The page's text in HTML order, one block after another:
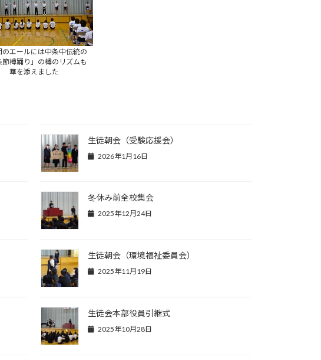
のエールには中条中伝統の
節樽踊り」の樽のリズムも
華を添えました
生徒朝会（受験応援会）
2026年1月16日
冬休み前全校集会
2025年12月24日
生徒朝会（環境福祉委員会）
2025年11月19日
生徒会本部役員引継式
2025年10月28日